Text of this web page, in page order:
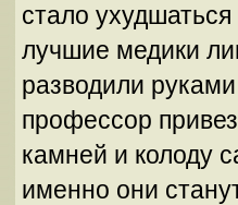
стало
лучшие медики
разводили
профессор
камней и колоду
именно они